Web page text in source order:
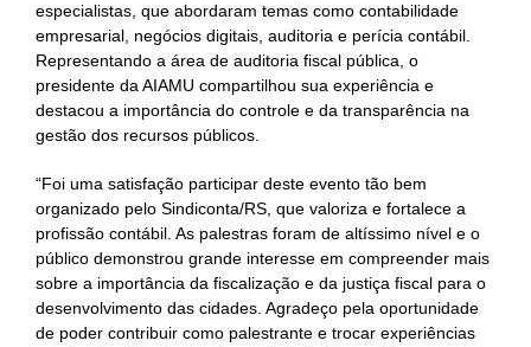
especialistas, que abordaram temas como contabilidade
empresarial, negócios digitais, auditoria e perícia contábil.
Representando a área de auditoria fiscal pública, o
presidente da AIAMU compartilhou sua experiência e
destacou a importância do controle e da transparência na
gestão dos recursos públicos.
“Foi uma satisfação participar deste evento tão bem
organizado pelo Sindiconta/RS, que valoriza e fortalece a
profissão contábil. As palestras foram de altíssimo nível e o
público demonstrou grande interesse em compreender mais
sobre a importância da fiscalização e da justiça fiscal para o
desenvolvimento das cidades. Agradeço pela oportunidade
de poder contribuir como palestrante e trocar experiências